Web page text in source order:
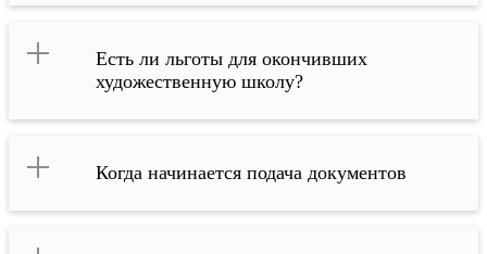
Есть ли льготы для окончивших
художественную школу?
Когда начинается подача документов